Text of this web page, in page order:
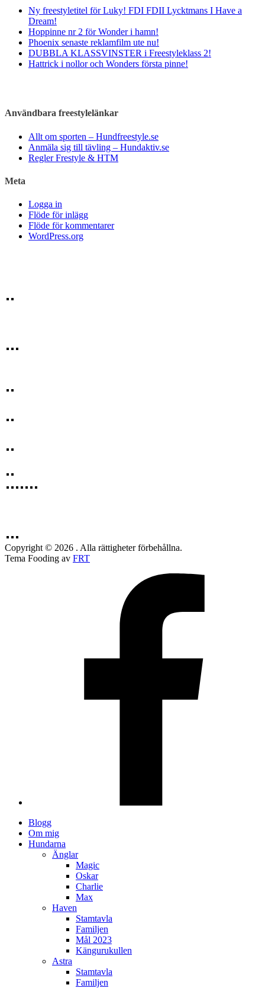
Ny freestyletitel för Luky! FDI FDII Lycktmans I Have a
Dream!
Hoppinne nr 2 för Wonder i hamn!
Phoenix senaste reklamfilm ute nu!
DUBBLA KLASSVINSTER i Freestyleklass 2!
Hattrick i nollor och Wonders första pinne!
Användbara freestylelänkar
Allt om sporten – Hundfreestyle.se
Anmäla sig till tävling – Hundaktiv.se
Regler Frestyle & HTM
Meta
Logga in
Flöde för inlägg
Flöde för kommentarer
WordPress.org
Copyright © 2026 . Alla rättigheter förbehållna.
Tema Fooding av FRT
Blogg
Om mig
Hundarna
Änglar
Magic
Oskar
Charlie
Max
Haven
Stamtavla
Familjen
Mål 2023
Kängurukullen
Astra
Stamtavla
Familjen